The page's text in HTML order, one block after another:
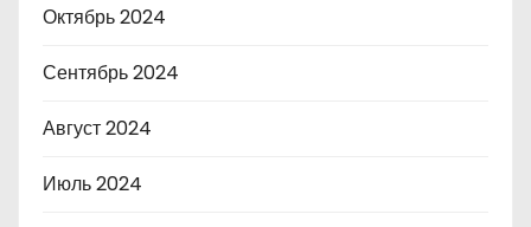
Октябрь 2024
Сентябрь 2024
Август 2024
Июль 2024